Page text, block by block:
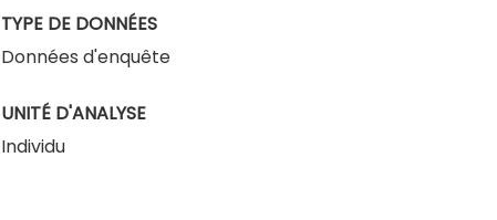
TYPE DE DONNÉES
Données d'enquête
UNITÉ D'ANALYSE
Individu